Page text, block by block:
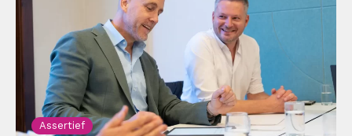
Assertief